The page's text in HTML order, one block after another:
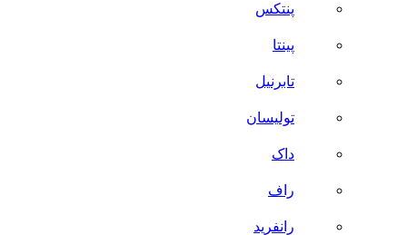
پنتکس
پینتا
تابرنیل
تولیسان
داک
راف
رانفرید